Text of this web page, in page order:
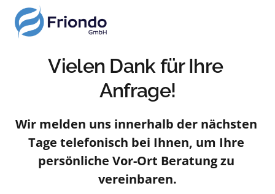
Vielen Dank für Ihre
Anfrage!
Wir melden uns innerhalb der nächsten
Tage telefonisch bei Ihnen, um Ihre
persönliche Vor-Ort Beratung zu
vereinbaren.